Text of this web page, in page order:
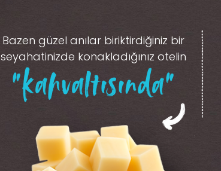
Bazen güzel anılar biriktirdiğiniz bir
seyahatinizde konakladığınız otelin
“kahvaltısında”